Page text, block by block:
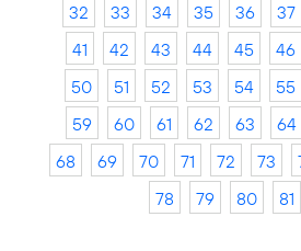
32
33 34 35 36 37
41
42 43 44 45 46
50
51 52 53 54 55
59
60 61 62 63 64
68
69 70 71 72 73
78
79 80 81